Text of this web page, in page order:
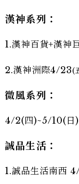
漢神系列：
1.漢神百貨+漢神
2.漢神洲際4/23(
微風系列：
4/2(四)~5/10(日)
誠品生活：
1.誠品生活南西